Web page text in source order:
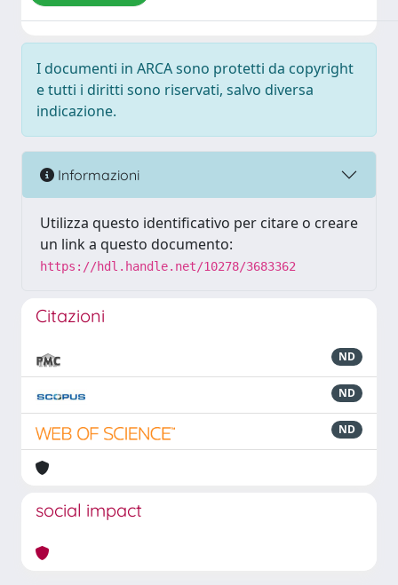
I documenti in ARCA sono protetti da copyright
e tutti i diritti sono riservati, salvo diversa
indicazione.
Informazioni
Utilizza questo identificativo per citare o creare
un link a questo documento:
https://hdl.handle.net/10278/3683362
Citazioni
ND
ND
ND
social impact